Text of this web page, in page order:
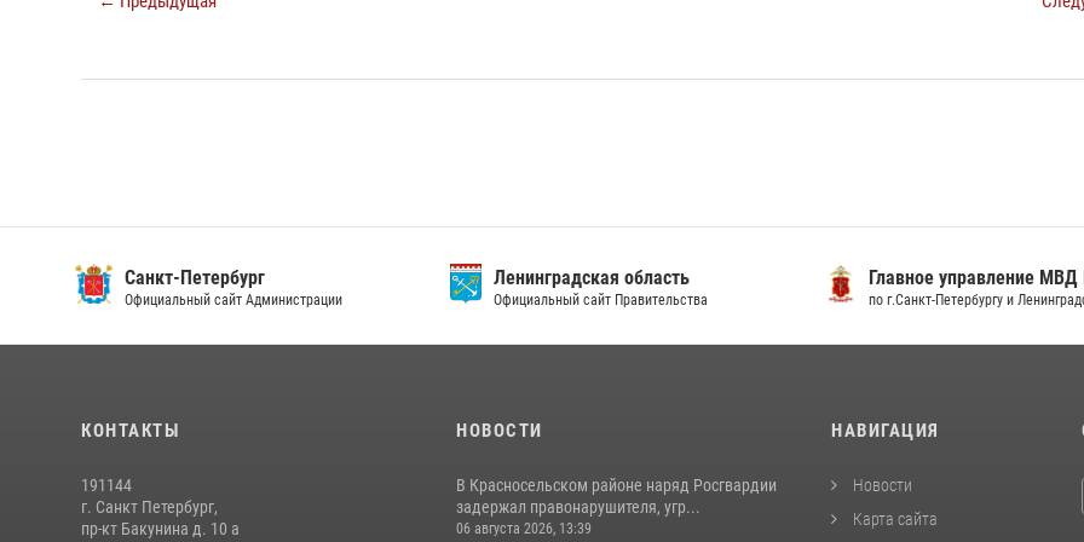
Санкт-Петербург
Официальный сайт Администрации
Ленинградская область
Официальный сайт Правительства
Главное управление МВД
по г.Санкт-Петербургу и
КОНТАКТЫ
191144
г. Санкт Петербург,
пр-кт Бакунина д. 10 а
НОВОСТИ
В Красносельском районе наряд Росгвардии
задержал правонарушителя, угр...
06 августа 2026, 13:39
НАВИГАЦИЯ
Новости
Карта сайта